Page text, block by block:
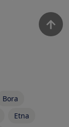
Bora
Etna